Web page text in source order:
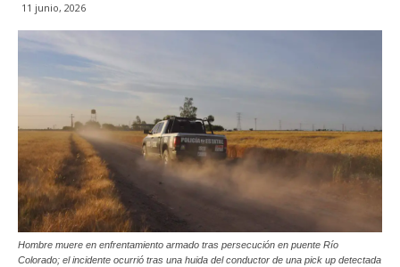
11 junio, 2026
Hombre muere en enfrentamiento armado tras persecución en puente Río
Colorado; el incidente ocurrió tras una huida del conductor de una pick up detectada